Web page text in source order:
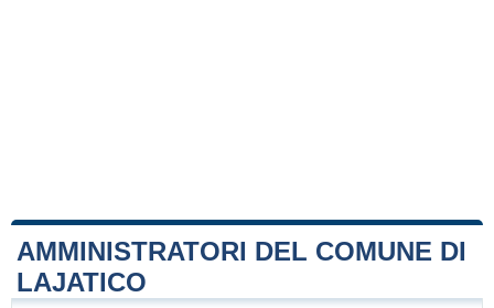
AMMINISTRATORI DEL COMUNE DI
LAJATICO